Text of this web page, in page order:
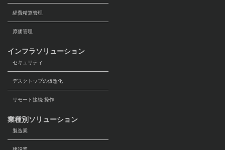
経費精算管理
原価管理
インフラソリューション
セキュリティ
デスクトップの仮想化
リモート接続 操作
業種別ソリューション
製造業